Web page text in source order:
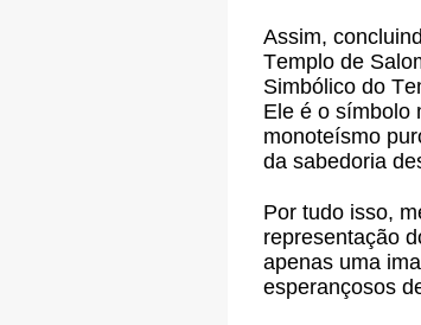
Assim,
Templo de
Simbólico do
Ele é o símbolo
monoteísmo
da sabedoria
Por tudo isso,
representação
apenas uma
esperançosos